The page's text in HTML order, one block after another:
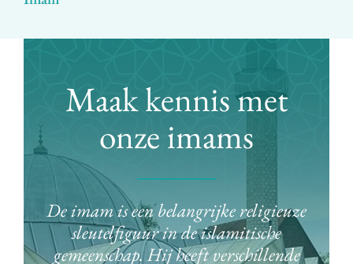
HISTORIE
ACTIVITEITEN
EDUCATIE
CONTACT
Maak kennis met
onze imams
De imam is een belangrijke religieuze
sleutelfiguur in de islamitische
gemeenschap. Hij heeft verschillende